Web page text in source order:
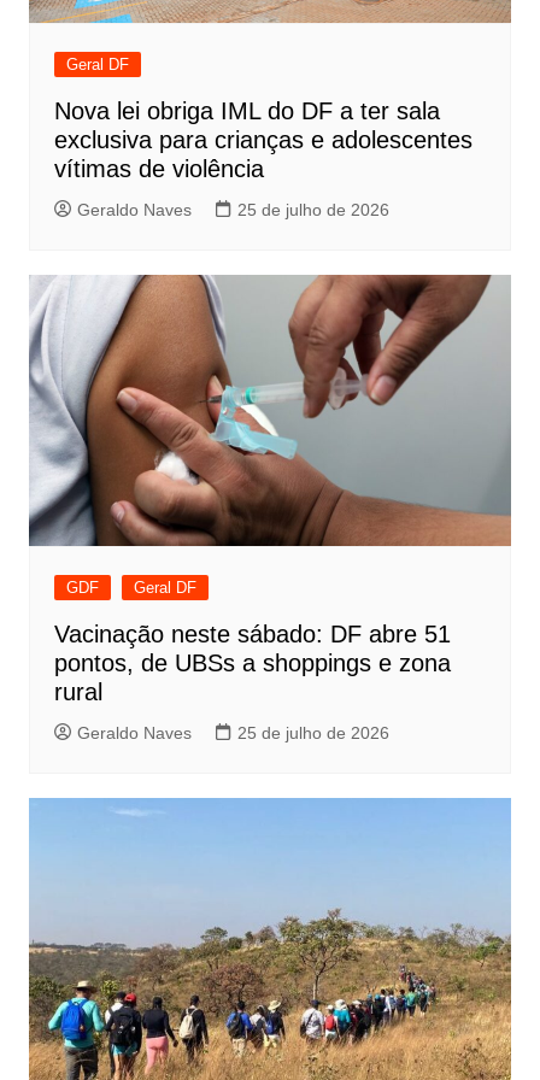
Geral DF
Nova lei obriga IML do DF a ter sala
exclusiva para crianças e adolescentes
vítimas de violência
Geraldo Naves 25 de julho de 2026
GDF Geral DF
Vacinação neste sábado: DF abre 51
pontos, de UBSs a shoppings e zona
rural
Geraldo Naves 25 de julho de 2026